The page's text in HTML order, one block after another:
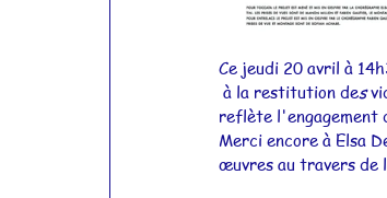
Ce jeudi 20 avril à
à la restitution des
reflète l'engagement
Merci encore à Elsa
œuvres au travers de